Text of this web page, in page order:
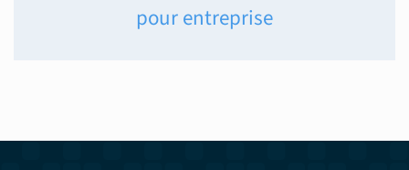
pour entreprise